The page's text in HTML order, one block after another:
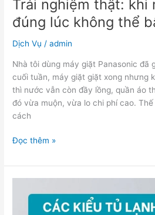
Trải nghiệm thật: khi
đúng lúc không thể
Dịch Vụ /admin
Nhà tôi dùng máy giặt Panasonic đã
cuối tuần, máy giặt giặt xong nhưng
thì nước vẫn còn đầy lồng, quần áo
đó vừa muộn, vừa lo chi phí cao.
cách
Đọc thêm »